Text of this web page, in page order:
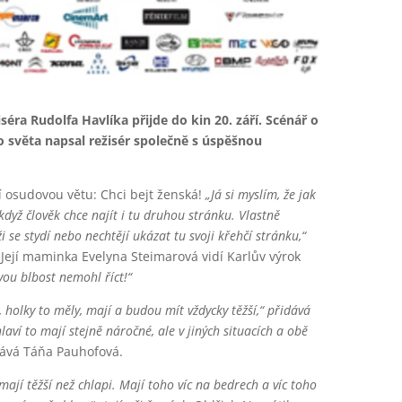
Rudolfa Havlíka přijde do kin 20. září. Scénář o
napsal režisér společně s úspěšnou
větu: Chci bejt ženská! „Já si myslím, že jak
člověk chce najít i tu druhou stránku. Vlastně
stydí nebo nechtějí ukázat tu svoji křehčí stránku,“
maminka Evelyna Steimarová vidí Karlův výrok
blbost nemohl říct!“
to měly, mají a budou mít vždycky těžší,“ přidává
to mají stejně náročné, ale v jiných situacích a obě
Táňa Pauhofová.
těžší než chlapi. Mají toho víc na bedrech a víc toho